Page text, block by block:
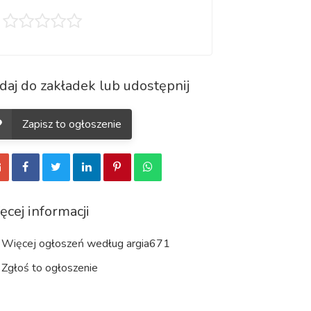
do zakładek lub udostępnij
Zapisz to ogłoszenie
informacji
Więcej ogłoszeń według argia671
Zgłoś to ogłoszenie